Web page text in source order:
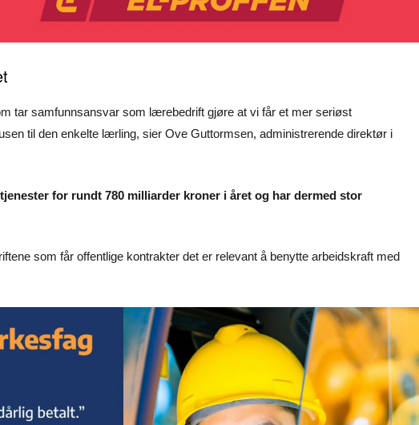
tar samfunnsansvar som lærebedrift gjøre at vi får et mer seriøst
til den enkelte lærling, sier Ove Guttormsen, administrerende direktør i
for rundt 780 milliarder kroner i året og har dermed stor
som får offentlige kontrakter det er relevant å benytte arbeidskraft med